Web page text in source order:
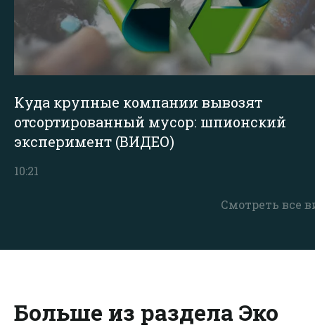
Смотреть все
Куда крупные компании вывозят
отсортированный мусор: шпионский
эксперимент (ВИДЕО)
10:21
Больше из раздела Эко